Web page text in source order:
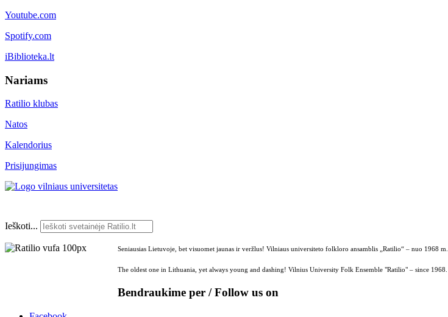
Youtube.com
Spotify.com
iBiblioteka.lt
Nariams
Ratilio klubas
Natos
Kalendorius
Prisijungimas
Ieškoti...
Seniausias Lietuvoje, bet visuomet jaunas ir veržlus! Vilniaus universiteto folkloro ansamblis „Ratilio“ – nuo 1968 m.
The oldest one in Lithuania, yet always young and dashing! Vilnius University Folk Ensemble "Ratilio" – since 1968.
Bendraukime per / Follow us on